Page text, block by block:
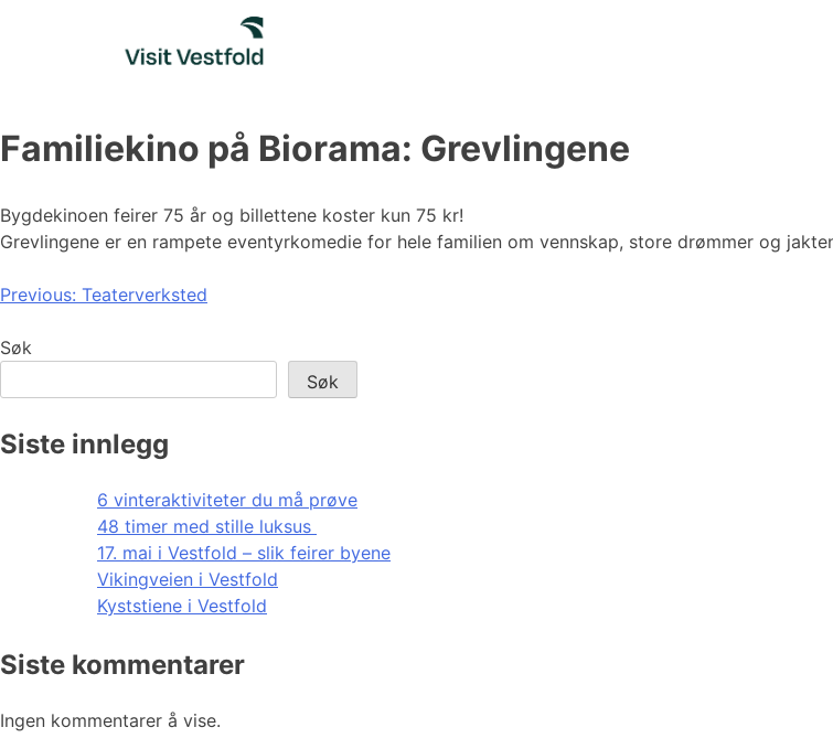
Familiekino på Biorama: Grevlingene
Bygdekinoen feirer 75 år og billettene koster kun 75 kr!
Grevlingene er en rampete eventyrkomedie for hele familien om vennskap, store drømmer og
Innleggsnavigasjon
Previous: Teaterverksted
Søk
Søk
Siste innlegg
6 vinteraktiviteter du må prøve
48 timer med stille luksus
17. mai i Vestfold – slik feirer byene
Vikingveien i Vestfold
Kyststiene i Vestfold
Siste kommentarer
Ingen kommentarer å vise.